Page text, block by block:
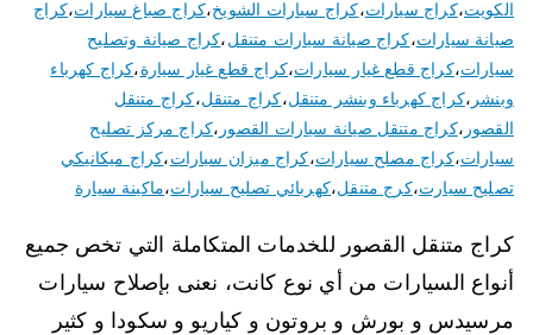
الكويت،كراج سيارات،كراج سيارات الشويخ،كراج صباغ سيارات،كراج
صيانة سيارات،كراج صيانة سيارات متنقل،كراج صيانة وتصليح
سيارات،كراج قطع غيار سيارات،كراج قطع غيار سيارة،كراج كهرباء
وبنشر ،كراج كهرباء وبنشر متنقل،كراج متنقل،كراج متنقل
القصور ،كراج متنقل صيانة سيارات القصور ،كراج مركز تصليح
سيارات،كراج مصلح سيارات،كراج ميزان سيارات،كراج ميكانيكي
تصليح سيارت،كرج متنقل،كهربائي تصليح سيارات،ماكينة سيارة
كراج متنقل القصور للخدمات المتكاملة التي تخص جميع
أنواع السيارات من أي نوع كانت، نعنى بإصلاح سيارات
مرسيدس و بورش و بروتون و كياريو و سكودا و كثير